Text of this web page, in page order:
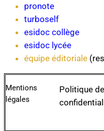
pronote
turboself
esidoc collège
esidoc lycée
équipe éditoriale
Mentions
légales
Politique de